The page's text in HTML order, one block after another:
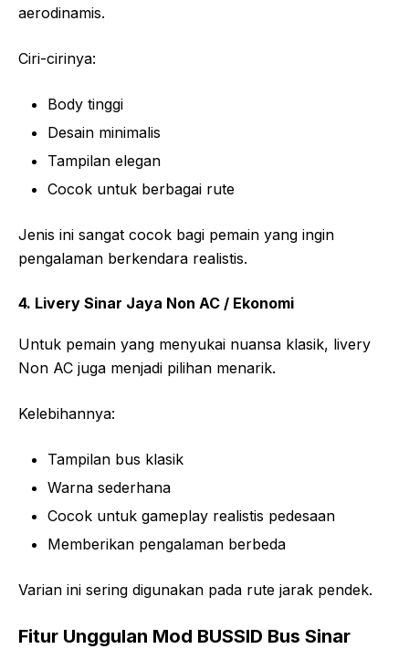
aerodinamis.
Ciri-cirinya:
Body tinggi
Desain minimalis
Tampilan elegan
Cocok untuk berbagai rute
Jenis ini sangat cocok bagi pemain yang ingin
pengalaman berkendara realistis.
4. Livery Sinar Jaya Non AC / Ekonomi
Untuk pemain yang menyukai nuansa klasik, livery
Non AC juga menjadi pilihan menarik.
Kelebihannya:
Tampilan bus klasik
Warna sederhana
Cocok untuk gameplay realistis pedesaan
Memberikan pengalaman berbeda
Varian ini sering digunakan pada rute jarak pendek.
Fitur Unggulan Mod BUSSID Bus Sinar